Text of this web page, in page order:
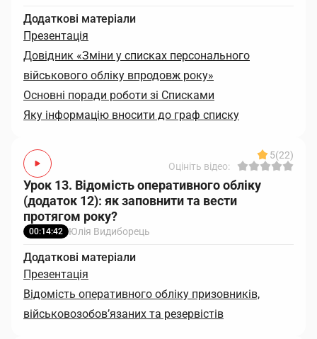
Додаткові матеріали
Презентація
Довідник «Зміни у списках персонального
військового обліку впродовж року»
Основні поради роботи зі Списками
Яку інформацію вносити до граф списку
5(22)
Оцініть відео:
Урок 13. Відомість оперативного обліку
(додаток 12): як заповнити та вести
протягом року?
00:14:42 Юлія Видиборець
Додаткові матеріали
Презентація
Відомість оперативного обліку призовників,
військовозобов’язаних та резервістів